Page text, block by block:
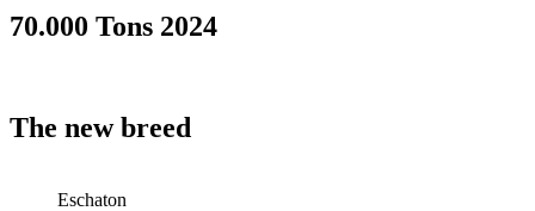
70.000 Tons 2024
The new breed
Eschaton